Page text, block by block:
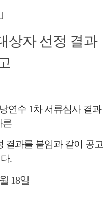
」
상자 선정 결과
연수 1차 서류심사 결과
른
결과를 붙임과같이 공고
.
18일